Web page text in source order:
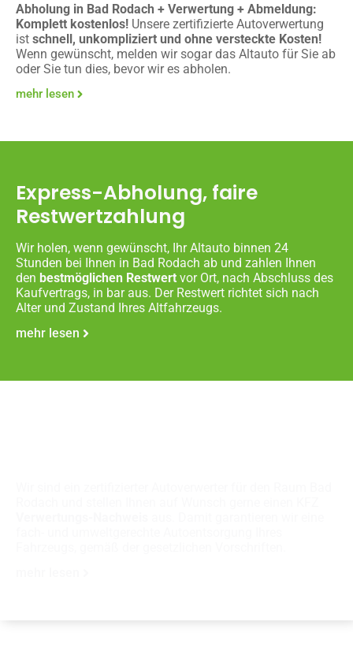
Abholung in Bad Rodach + Verwertung + Abmeldung:
Komplett kostenlos! Unsere zertifizierte Autoverwertung
ist schnell, unkompliziert und ohne versteckte Kosten!
Wenn gewünscht, melden wir sogar das Altauto für Sie ab
oder Sie tun dies, bevor wir es abholen.
mehr lesen
Express-Abholung, faire
Restwertzahlung
Wir holen, wenn gewünscht, Ihr Altauto binnen 24
Stunden bei Ihnen in Bad Rodach ab und zahlen Ihnen
den bestmöglichen Restwert vor Ort, nach Abschluss des
Kaufvertrags, in bar aus. Der Restwert richtet sich nach
Alter und Zustand Ihres Altfahrzeugs.
mehr lesen